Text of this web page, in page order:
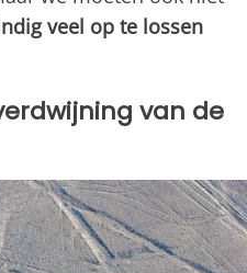
veel op te lossen
van de